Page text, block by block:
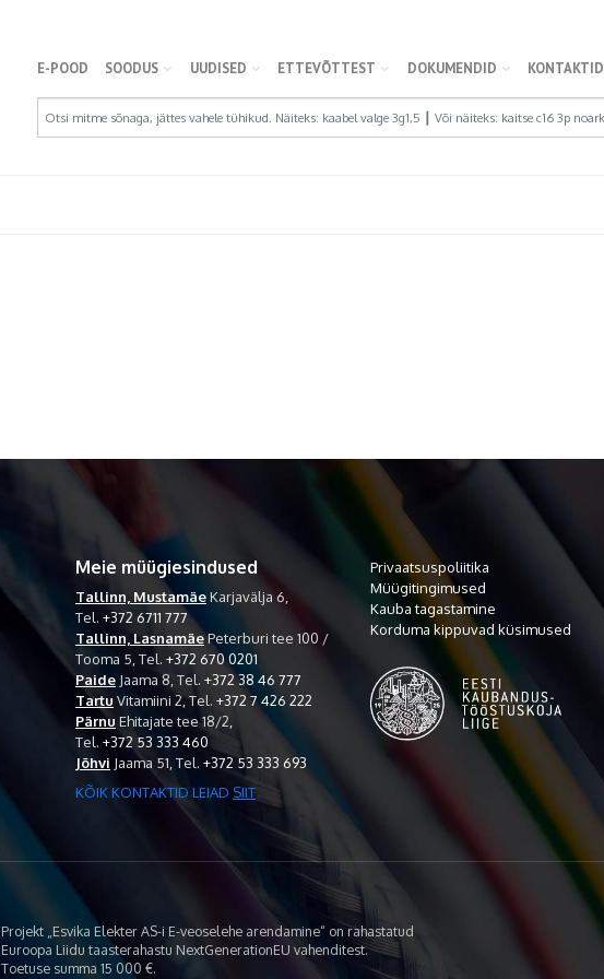
E-POOD SOODUS UUDISED ETTEVÕTTEST DOKUMENDID KONTAKTID
Meie müügiesindused
Tallinn, MustamäeKarjavälja 6,
Tel. +372 6711 777
Tallinn, LasnamäePeterburi tee 100 /
Tooma 5, Tel. +372 670 0201
Paide Jaama 8, Tel. +372 38 46 777
Tartu Vitamiini 2,Tel. +372 7 426 222
Pärnu Ehitajate tee 18/2,
Tel. +372 53 333 460
Jõhvi Jaama 51, Tel. +372 53 333 693
KÕIK KONTAKTID LEIAD SIIT
Privaatsuspoliitika
Müügitingimused
Kauba tagastamine
Korduma kippuvad küsimused
Projekt „Esvika Elekter AS-i E-veoselehe arendamine“ on rahastatud
Euroopa Liidu taasterahastu NextGenerationEU vahenditest.
Toetuse summa 15 000 €.